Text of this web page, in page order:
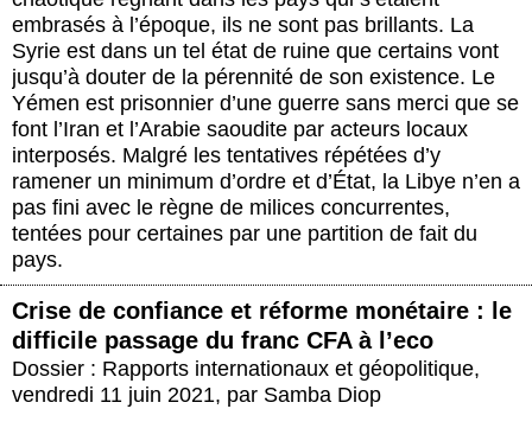
embrasés à l’époque, ils ne sont pas brillants. La
Syrie est dans un tel état de ruine que certains vont
jusqu’à douter de la pérennité de son existence. Le
Yémen est prisonnier d’une guerre sans merci que se
font l’Iran et l’Arabie saoudite par acteurs locaux
interposés. Malgré les tentatives répétées d’y
ramener un minimum d’ordre et d’État, la Libye n’en a
pas fini avec le règne de milices concurrentes,
tentées pour certaines par une partition de fait du
pays.
Crise de confiance et réforme monétaire : le
difficile passage du franc CFA à l’eco
Dossier : Rapports internationaux et géopolitique,
vendredi 11 juin 2021, par Samba Diop